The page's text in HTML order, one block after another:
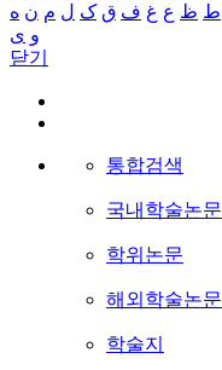
ط ظ ع غ ف ق ک ل م ن ه
و ی
닫기
통합검색
국내학술논문
학위논문
해외학술논문
학술지